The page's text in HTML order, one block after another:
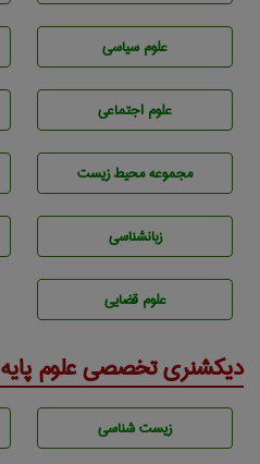
علوم سياسی
علوم اجتماعی
مجموعه محيط زيست
زبانشناسی
علوم قضایی
دیکشنری تخصصی علوم پایه
زيست شناسی